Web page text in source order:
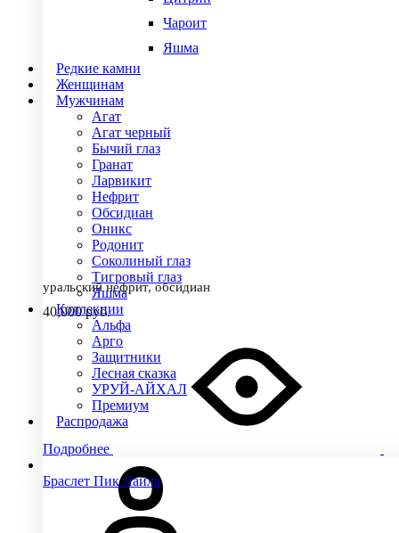
Чароит
Яшма
Редкие камни
Женщинам
Мужчинам
Агат
Агат черный
Бычий глаз
Гранат
Ларвикит
Нефрит
Обсидиан
Оникс
Родонит
Соколиный глаз
Тигровый глаз
Яшма
Коллекции
Альфа
Арго
Защитники
Лесная сказка
УРУЙ-АЙХАЛ
Премиум
Распродажа
уральский нефрит, обсидиан
40,000руб.
Подробнее
Браслет Пик Лайла